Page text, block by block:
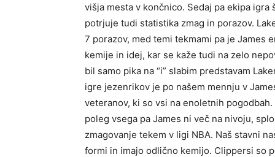
višja mesta v končnico. Sedaj pa ekipa
potrjuje tudi statistika zmag in porazov.
7 porazov, med temi tekmami pa je James
kemije in idej, kar se kaže tudi na zelo
bil samo pika na “i” slabim predstavam
igre jezenrikov je po našem mennju v
veteranov, ki so vsi na enoletnih
poleg vsega pa James ni več na nivoju,
zmagovanje tekem v ligi NBA. Naš stavni
formi in imajo odlično kemijo. Clippersi so